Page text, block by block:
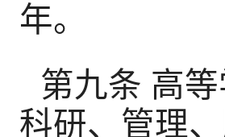
年。
第九条 高
科研、管理